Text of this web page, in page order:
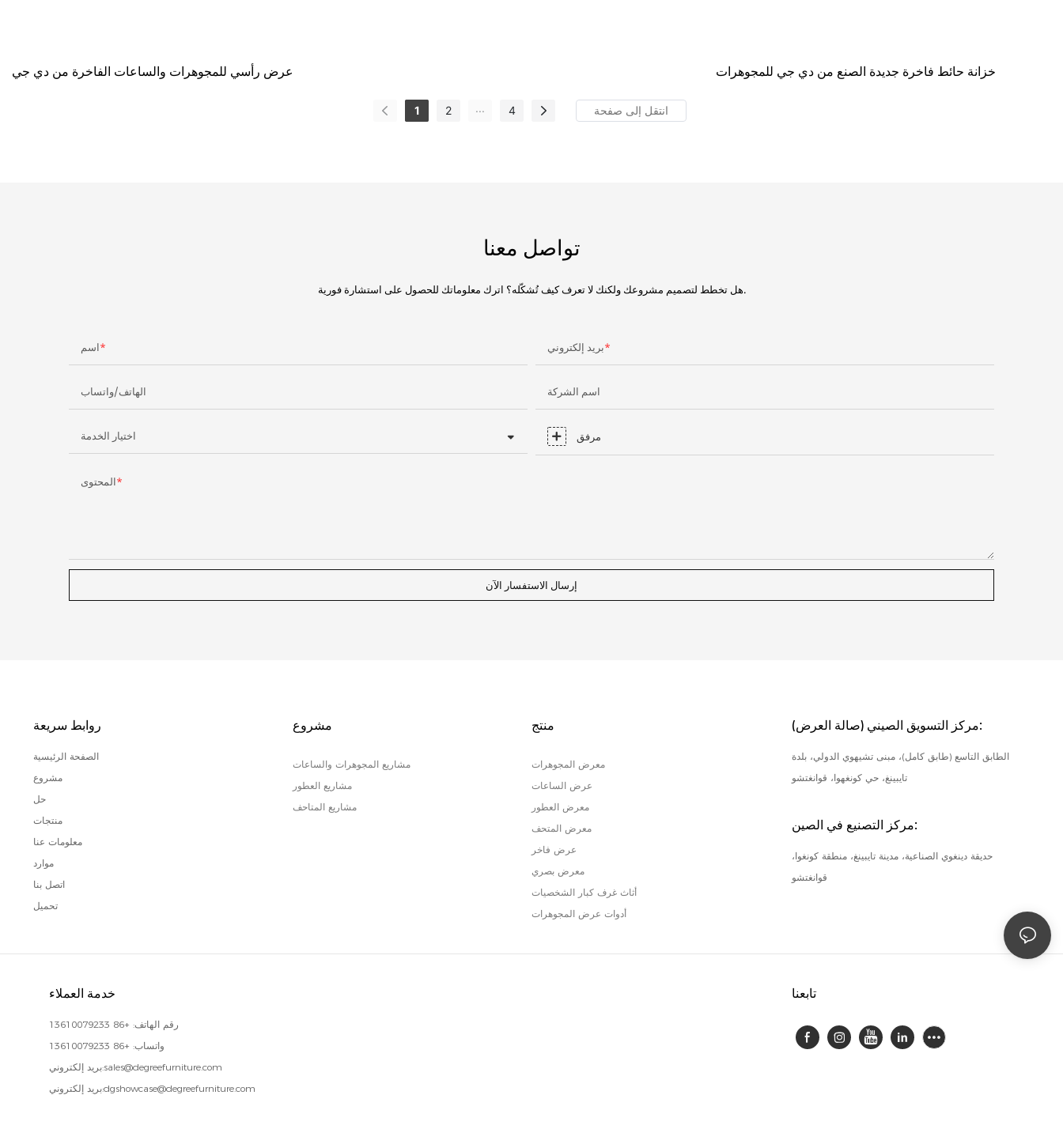
عرض رأسي للمجوهرات والساعات الفاخرة من دي جي خزانة حائط فاخرة جديدة الصنع من دي جي للمجوهرات
1 2 ... 4
تواصل معنا
هل تخطط لتصميم مشروعك ولكنك لا تعرف كيف تُشكّله؟ اترك معلوماتك للحصول على استشارة فورية.
اسم بريد إلكتروني
الهاتف/واتساب اسم الشركة
اختيار الخدمة مرفق
المحتوى
إرسال الاستفسار الآن
روابط سريعة
الصفحة الرئيسية
مشروع
حل
منتجات
معلومات عنا
موارد
اتصل بنا
تحميل
مشروع
مشاريع المجوهرات والساعات
مشاريع العطور
مشاريع المتاحف
منتج
معرض المجوهرات
عرض الساعات
معرض العطور
معرض المتحف
عرض فاخر
معرض بصري
أثاث غرف كبار الشخصيات
أدوات عرض المجوهرات
مركز التسويق الصيني (صالة العرض):
الطابق التاسع (طابق كامل)، مبنى تشيهوي الدولي، بلدة
تايبينغ، حي كونغهوا، قوانغتشو
مركز التصنيع في الصين:
حديقة دينغوي الصناعية، مدينة تايبينغ، منطقة كونغوا،
قوانغتشو
خدمة العملاء
رقم الهاتف: +86 13610079233
واتساب: +86 13610079233
بريد إلكتروني:sales@degreefurniture.com
بريد إلكتروني:dgshowcase@degreefurniture.com
تابعنا